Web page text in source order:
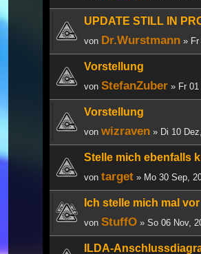
UPDATE STILL IN
von Dr.Wurstmann » Fr
Vorstellung
von StefanZuber » Fr 01
Vorstellung
von wizraven » Di 10
Stelle mich ebenfalls
von target » Mo 30 Sep,
Ich stelle mich mal vor
von StuffO » So 06 Nov,
ILDA-